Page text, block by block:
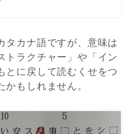
タカナ語ですが、意味は
トラクチャー」や「イン
とに戻して読むくせをつ
もしれません。